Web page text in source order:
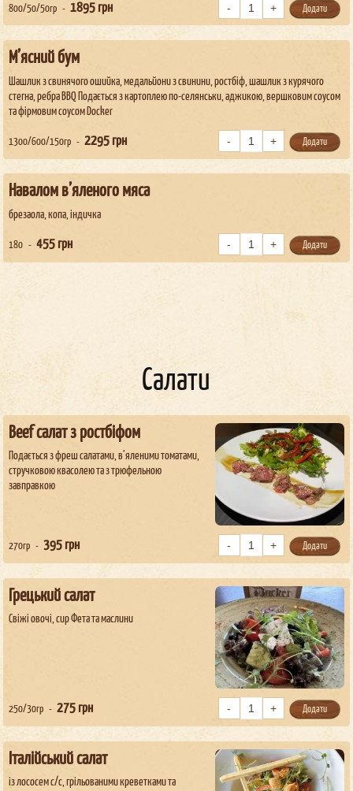
800/50/50гр 1895 грн Додати
М’ясний бум
Шашлик з свинячого ошийка, медальйони з свинини, ростбіф, шашлик з курячого
стегна, ребра BBQ Подається з картоплею по-селянськи, аджикою, вершковим соусом
та фірмовим соусом Docker
1300/600/150гр 2295 грн Додати
Навалом в’яленого мяса
брезаола, копа, індичка
180 455 грн Додати
Салати
Beef салат з ростбіфом
Подається з фреш салатами, в’яленими томатами,
стручковою квасолею та з трюфельною
завправкою
270гр 395 грн Додати
Грецький салат
Свіжі овочі, сир Фета та маслини
250/30гр 275 грн Додати
Італійський салат
із лососем с/с, грільованими креветками та